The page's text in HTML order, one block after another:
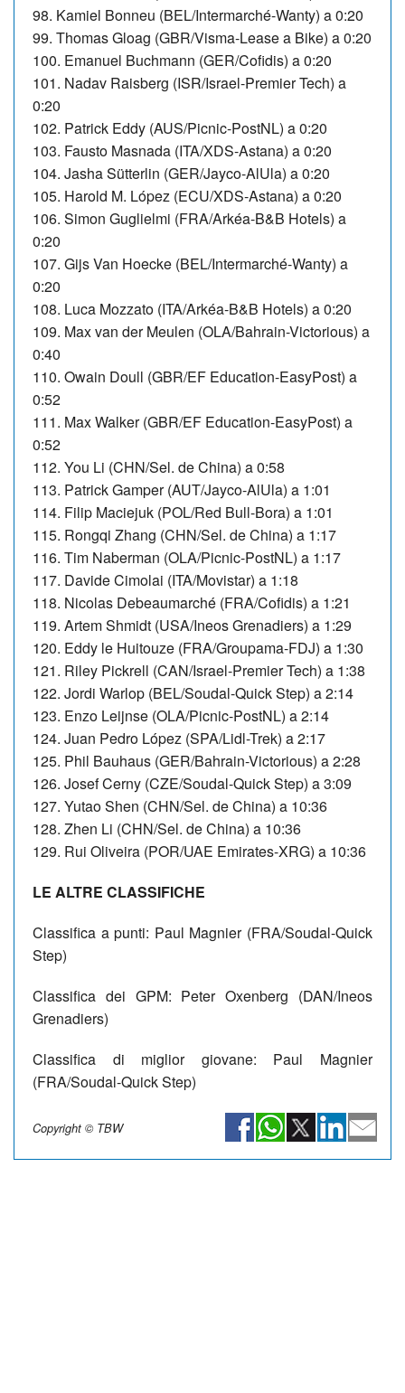
98. Kamiel Bonneu (BEL/Intermarché-Wanty) a 0:20
99. Thomas Gloag (GBR/Visma-Lease a Bike) a 0:20
100. Emanuel Buchmann (GER/Cofidis) a 0:20
101. Nadav Raisberg (ISR/Israel-Premier Tech) a
0:20
102. Patrick Eddy (AUS/Picnic-PostNL) a 0:20
103. Fausto Masnada (ITA/XDS-Astana) a 0:20
104. Jasha Sütterlin (GER/Jayco-AlUla) a 0:20
105. Harold M. López (ECU/XDS-Astana) a 0:20
106. Simon Guglielmi (FRA/Arkéa-B&B Hotels) a
0:20
107. Gijs Van Hoecke (BEL/Intermarché-Wanty) a
0:20
108. Luca Mozzato (ITA/Arkéa-B&B Hotels) a 0:20
109. Max van der Meulen (OLA/Bahrain-Victorious) a
0:40
110. Owain Doull (GBR/EF Education-EasyPost) a
0:52
111. Max Walker (GBR/EF Education-EasyPost) a
0:52
112. You Li (CHN/Sel. de China) a 0:58
113. Patrick Gamper (AUT/Jayco-AlUla) a 1:01
114. Filip Maciejuk (POL/Red Bull-Bora) a 1:01
115. Rongqi Zhang (CHN/Sel. de China) a 1:17
116. Tim Naberman (OLA/Picnic-PostNL) a 1:17
117. Davide Cimolai (ITA/Movistar) a 1:18
118. Nicolas Debeaumarché (FRA/Cofidis) a 1:21
119. Artem Shmidt (USA/Ineos Grenadiers) a 1:29
120. Eddy le Huitouze (FRA/Groupama-FDJ) a 1:30
121. Riley Pickrell (CAN/Israel-Premier Tech) a 1:38
122. Jordi Warlop (BEL/Soudal-Quick Step) a 2:14
123. Enzo Leijnse (OLA/Picnic-PostNL) a 2:14
124. Juan Pedro López (SPA/Lidl-Trek) a 2:17
125. Phil Bauhaus (GER/Bahrain-Victorious) a 2:28
126. Josef Cerny (CZE/Soudal-Quick Step) a 3:09
127. Yutao Shen (CHN/Sel. de China) a 10:36
128. Zhen Li (CHN/Sel. de China) a 10:36
129. Rui Oliveira (POR/UAE Emirates-XRG) a 10:36
LE ALTRE CLASSIFICHE
Classifica a punti: Paul Magnier (FRA/Soudal-Quick
Step)
Classifica dei GPM: Peter Oxenberg (DAN/Ineos
Grenadiers)
Classifica di miglior giovane: Paul Magnier
(FRA/Soudal-Quick Step)
Copyright © TBW